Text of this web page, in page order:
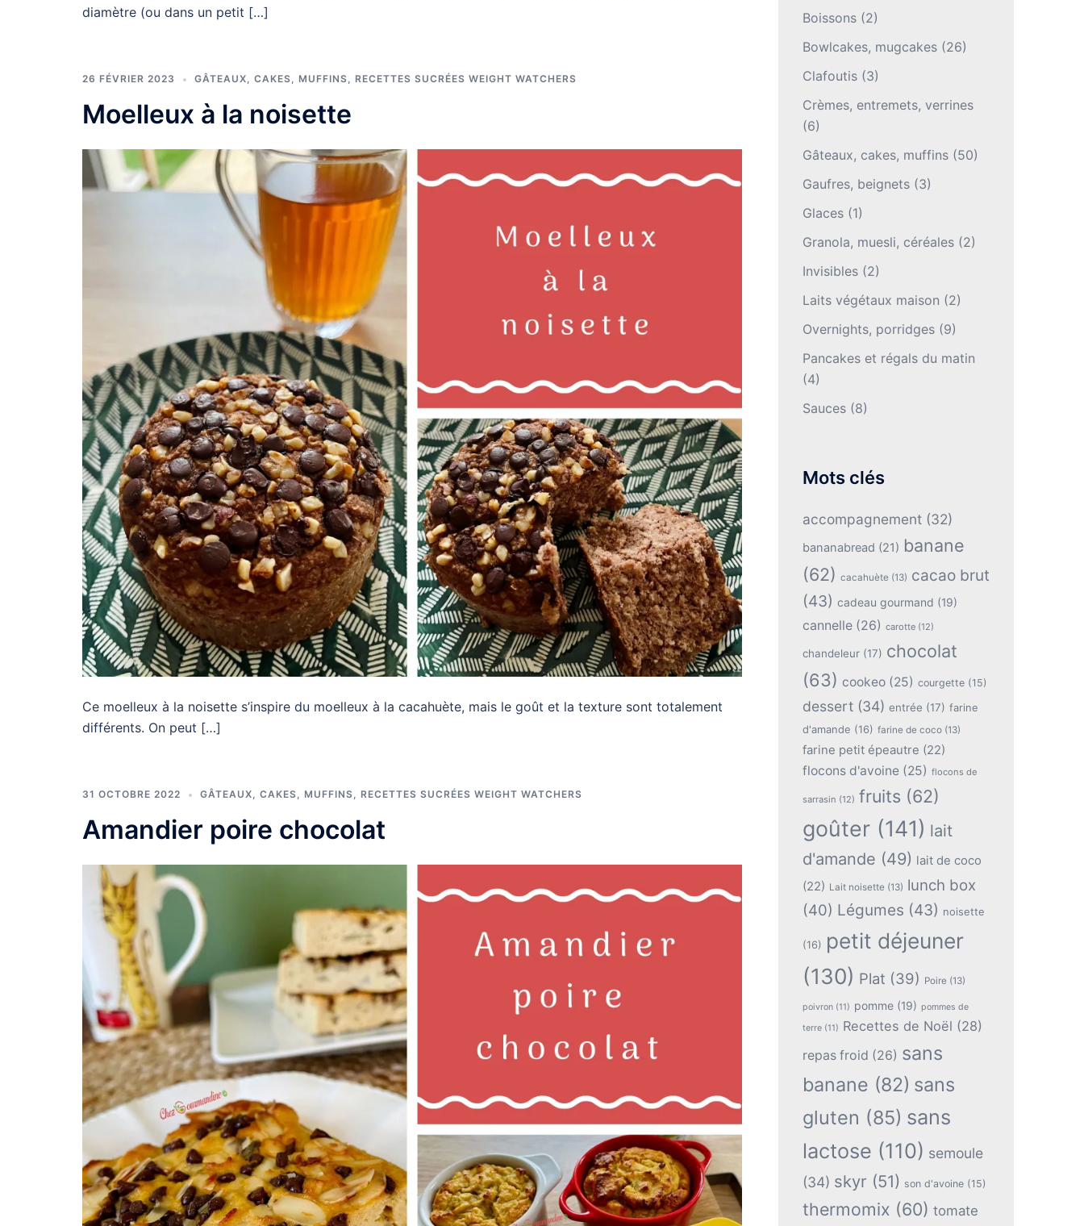
diamètre (ou dans un petit […]
26 FÉVRIER 2023 GÂTEAUX, CAKES, MUFFINS, RECETTES SUCRÉES WEIGHT WATCHERS
Moelleux à la noisette
Ce moelleux à la noisette s’inspire du moelleux à la cacahuète, mais le goût et la texture sont totalement
différents. On peut […]
31 OCTOBRE 2022 GÂTEAUX, CAKES, MUFFINS, RECETTES SUCRÉES WEIGHT WATCHERS
Amandier poire chocolat
Boissons(2)
Bowlcakes, mugcakes(26)
Clafoutis(3)
Crèmes, entremets, verrines
(6)
Gâteaux, cakes, muffins(50)
Gaufres, beignets(3)
Glaces(1)
Granola, muesli, céréales(2)
Invisibles(2)
Laits végétaux maison (2)
Overnights, porridges(9)
Pancakes et régals du matin
(4)
Sauces(8)
Mots clés
accompagnement(32)
bananabread (21) banane
(62) cacahuète (13) cacao brut
(43) cadeau gourmand (19)
cannelle(26) carotte(12)
chandeleur(17) chocolat
(63) cookeo(25) courgette(15)
dessert(34) entrée (17) farine
d'amande (16) farine de coco(13)
farine petit épeautre (22)
flocons d'avoine(25) flocons de
sarrasin (12) fruits (62)
goûter(141) lait
d'amande (49) lait de coco
(22) Lait noisette (13) lunch box
(40) Légumes (43) noisette
(16) petit déjeuner
(130) Plat (39) Poire (13)
poivron(11) pomme(19) pommes de
terre(11) Recettes de Noël (28)
repas froid (26) sans
banane (82) sans
gluten (85) sans
lactose (110) semoule
(34) skyr (51) son d'avoine(15)
thermomix (60) tomate